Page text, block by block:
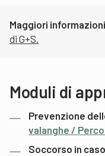
Maggiori
di G+S.
Moduli di
Prevenzione
valanghe /
Soccorso in